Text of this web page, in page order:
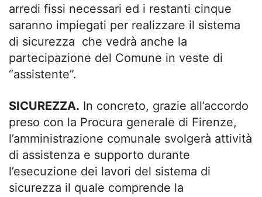
arredi fissi necessari ed i restanti cinque
saranno impiegati per realizzare il sistema
di sicurezza che vedrà anche la
partecipazione del Comune in veste di
“assistente”.
SICUREZZA. In concreto, grazie all’accordo
preso con la Procura generale di Firenze,
l’amministrazione comunale svolgerà attività
di assistenza e supporto durante
l’esecuzione dei lavori del sistema di
sicurezza il quale comprende la